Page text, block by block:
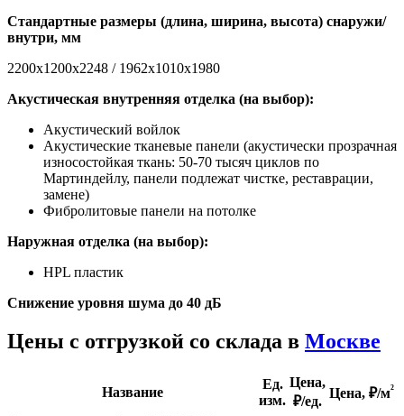
Стандартные размеры (длина, ширина, высота) снаружи/
внутри, мм
2200х1200х2248 / 1962х1010х1980
Акустическая внутренняя отделка (на выбор):
Акустический войлок
Акустические тканевые панели (акустически прозрачная
износостойкая ткань: 50-70 тысяч циклов по
Мартиндейлу, панели подлежат чистке, реставрации,
замене)
Фибролитовые панели на потолке
Наружная отделка (на выбор):
HPL пластик
Снижение уровня шума до 40 дБ
Цены с отгрузкой со склада в Москве
Название
Ед.
изм.
Цена,
₽/ед.
Цена, ₽/м²